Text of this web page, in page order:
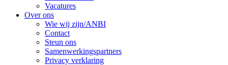
Vacatures
Over ons
Wie wij zijn/ANBI
Contact
Steun ons
Samenwerkingspartners
Privacy verklaring